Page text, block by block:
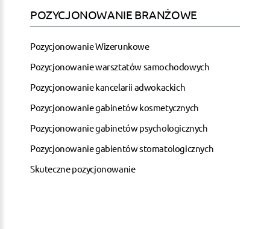
POZYCJONOWANIE BRANŻOWE
Pozycjonowanie Wizerunkowe
Pozycjonowanie warsztatów samochodowych
Pozycjonowanie kancelarii adwokackich
Pozycjonowanie gabinetów kosmetycznych
Pozycjonowanie gabinetów psychologicznych
Pozycjonowanie gabientów stomatologicznych
Skuteczne pozycjonowanie